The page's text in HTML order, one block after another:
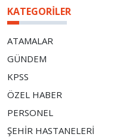
KATEGORILER
ATAMALAR
GÜNDEM
KPSS
ÖZEL HABER
PERSONEL
ŞEHİR HASTANELERİ